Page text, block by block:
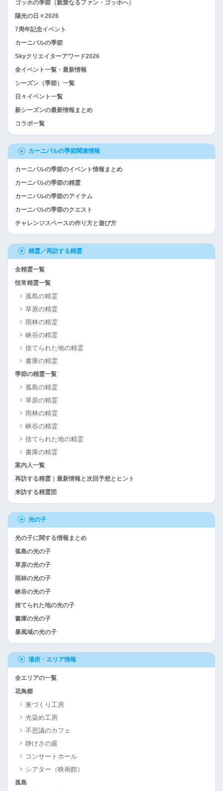
ゴッホの季節（親愛なるファン・ゴッホへ）
陽光の日々2026
7周年記念イベント
カーニバルの季節
Skyクリエイターアワード2026
全イベント一覧・最新情報
シーズン（季節）一覧
日々イベント一覧
新シーズンの最新情報まとめ
コラボ一覧
カーニバルの季節関連情報
カーニバルの季節のイベント情報まとめ
カーニバルの季節の精霊
カーニバルの季節のアイテム
カーニバルの季節のクエスト
チャレンジスペースの作り方と遊び方
精霊／再訪する精霊
全精霊一覧
恒常精霊一覧
孤島の精霊
草原の精霊
雨林の精霊
峡谷の精霊
捨てられた地の精霊
書庫の精霊
季節の精霊一覧
孤島の精霊
草原の精霊
雨林の精霊
峡谷の精霊
捨てられた地の精霊
書庫の精霊
案内人一覧
再訪する精霊｜最新情報と次回予想とヒント
来訪する精霊団
光の子
光の子に関する情報まとめ
孤島の光の子
草原の光の子
雨林の光の子
峡谷の光の子
捨てられた地の光の子
書庫の光の子
暴風域の光の子
場所・エリア情報
全エリアの一覧
花鳥郷
巣づくり工房
光染め工房
不思議のカフェ
静けさの庭
コンサートホール
シアター（映画館）
孤島